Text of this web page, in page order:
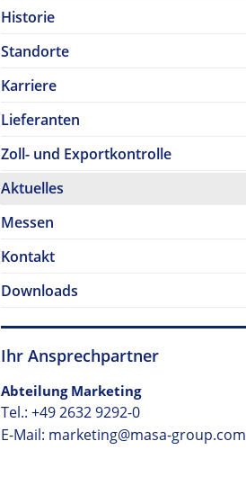
Historie
Standorte
Karriere
Lieferanten
Zoll- und Exportkontrolle
Aktuelles
Messen
Kontakt
Downloads
Ihr Ansprechpartner
Abteilung Marketing
Tel.: +49 2632 9292-0
E-Mail: marketing@masa-group.com